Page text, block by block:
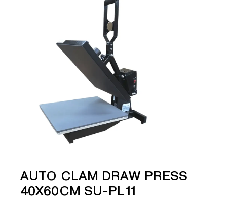
AUTO CLAM DRAW PRESS
40X60CM SU-PL11